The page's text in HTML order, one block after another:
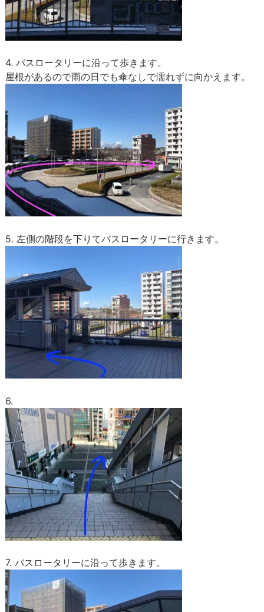
4. バスロータリーに沿って歩きます。
屋根があるので雨の日でも傘なしで濡れずに向かえます。
5. 左側の階段を下りてバスロータリーに行きます。
6.
7. バスロータリーに沿って歩きます。